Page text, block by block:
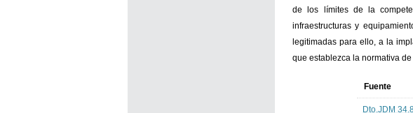
de los límites de la
infraestructuras y
legitimadas para ello, a la
que establezca la normativa
Fuente
Dto.JDM